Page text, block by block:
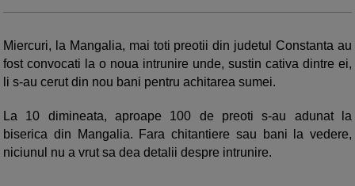
Miercuri, la Mangalia, mai toti preotii din judetul Constanta au
fost convocati la o noua intrunire unde, sustin cativa dintre ei,
li s-au cerut din nou bani pentru achitarea sumei.
La 10 dimineata, aproape 100 de preoti s-au adunat la
biserica din Mangalia. Fara chitantiere sau bani la vedere,
niciunul nu a vrut sa dea detalii despre intrunire.